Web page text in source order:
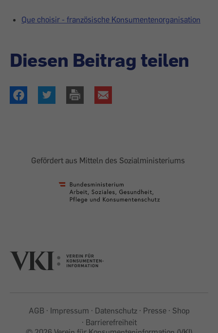
Que choisir - französische Konsumentenorganisation
Diesen Beitrag teilen
Gefördert aus Mitteln des Sozialministeriums
AGB Impressum Datenschutz Presse
Shop
Barrierefreiheit